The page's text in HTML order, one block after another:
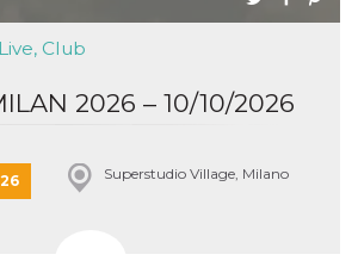
Club
2026 – 10/10/2026
Superstudio Village, Milano